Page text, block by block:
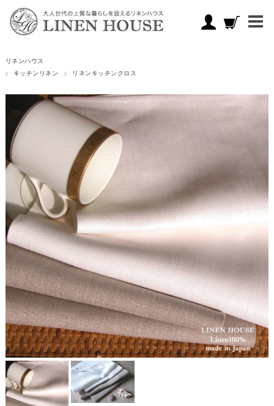
リネンハウス
キッチンリネン
リネンキッチンクロス